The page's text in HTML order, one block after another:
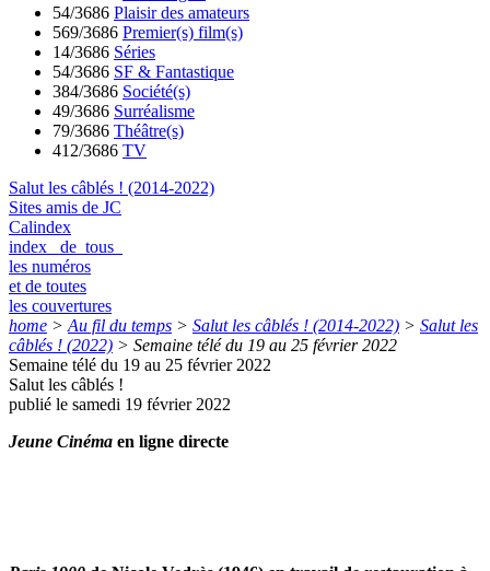
54/3686 Plaisir des amateurs
569/3686 Premier(s) film(s)
14/3686 Séries
54/3686 SF & Fantastique
384/3686 Société(s)
49/3686 Surréalisme
79/3686 Théâtre(s)
412/3686 TV
Salut les câblés ! (2014-2022)
Sites amis de JC
Calindex
index de tous
les numéros
et de toutes
les couvertures
home > Au fil du temps > Salut les câblés ! (2014-2022) > Salut les
câblés ! (2022) > Semaine télé du 19 au 25 février 2022
Semaine télé du 19 au 25 février 2022
Salut les câblés !
publié le samedi 19 février 2022
Jeune Cinéma en ligne directe